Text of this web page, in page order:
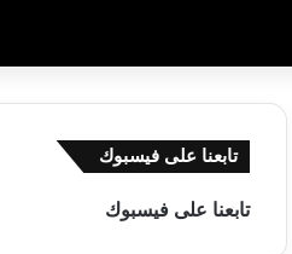
تابعنا على فيسبوك
تابعنا على فيسبوك